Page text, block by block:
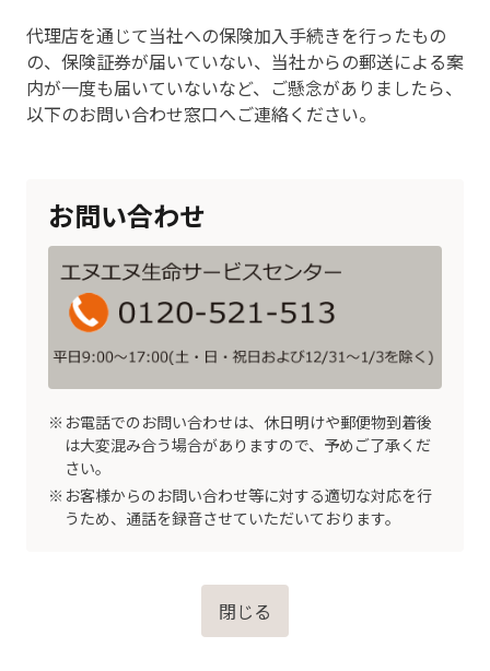
代理店を通じて当社への保険加入手続きを行ったもの
の、保険証券が届いていない、当社からの郵送による案
内が一度も届いていないなど、ご懸念がありましたら、
以下のお問い合わせ窓口へご連絡ください。
お問い合わせ
お電話でのお問い合わせは、休日明けや郵便物到着後
は大変混み合う場合がありますので、予めご了承くだ
さい。
お客様からのお問い合わせ等に対する適切な対応を行
うため、通話を録音させていただいております。
閉じる